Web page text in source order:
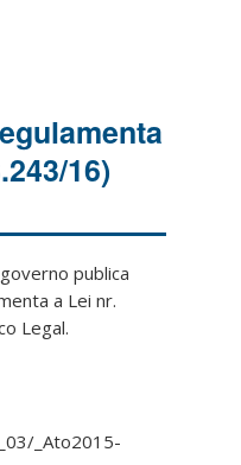
16)
publica
a Lei nr.
Legal.
_Ato2015-